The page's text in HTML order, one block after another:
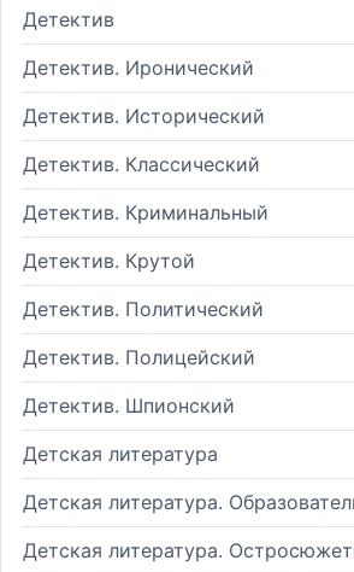
Детектив
Детектив. Иронический
Детектив. Исторический
Детектив. Классический
Детектив. Криминальный
Детектив. Крутой
Детектив. Политический
Детектив. Полицейский
Детектив. Шпионский
Детская литература
Детская литература.
Детская литература.